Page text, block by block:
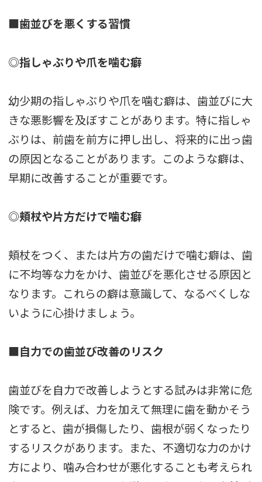
■歯並びを悪くする習慣
◎指しゃぶりや爪を噛む癖
幼少期の指しゃぶりや爪を噛む癖は、歯並びに大
きな悪影響を及ぼすことがあります。特に指しゃ
ぶりは、前歯を前方に押し出し、将来的に出っ歯
の原因となることがあります。このような癖は、
早期に改善することが重要です。
◎頬杖や片方だけで噛む癖
頬杖をつく、または片方の歯だけで噛む癖は、歯
に不均等な力をかけ、歯並びを悪化させる原因と
なります。これらの癖は意識して、なるべくしな
いように心掛けましょう。
■自力での歯並び改善のリスク
歯並びを自力で改善しようとする試みは非常に危
険です。例えば、力を加えて無理に歯を動かそう
とすると、歯が損傷したり、歯根が弱くなったり
するリスクがあります。また、不適切な力のかけ
方により、噛み合わせが悪化することも考えられ